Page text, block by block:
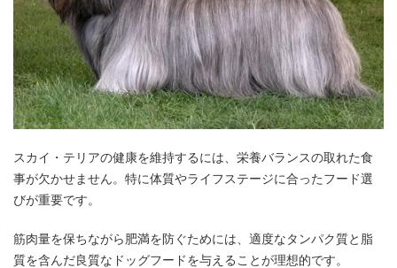
スカイ・テリアの健康を維持するには、栄養バランスの取れた食
事が欠かせません。特に体質やライフステージに合ったフード選
びが重要です。
筋肉量を保ちながら肥満を防ぐためには、適度なタンパク質と脂
質を含んだ良質なドッグフードを与えることが理想的です。